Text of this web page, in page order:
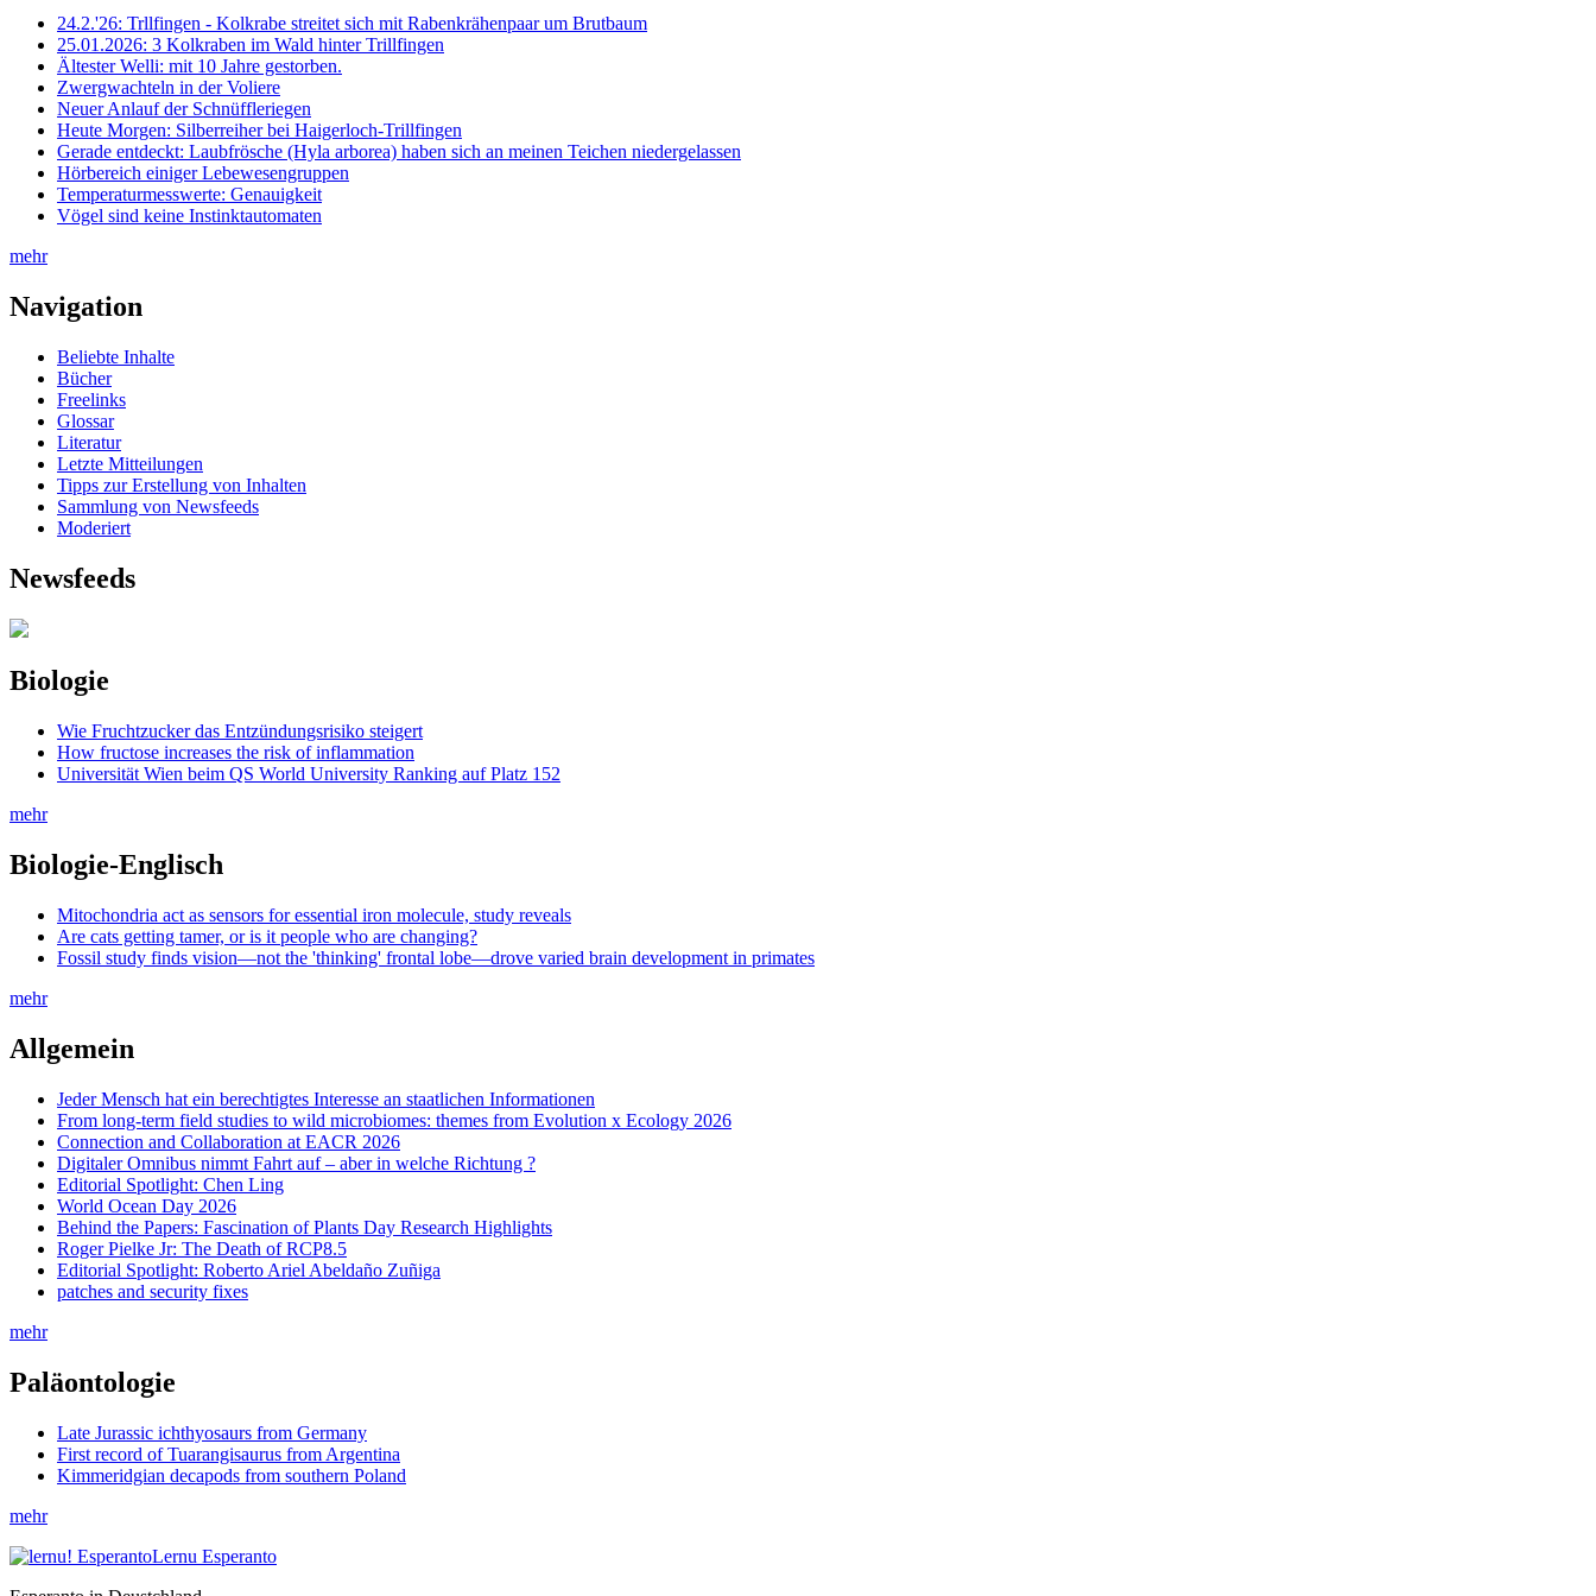
24.2.'26: Trllfingen - Kolkrabe streitet sich mit Rabenkrähenpaar um Brutbaum
25.01.2026: 3 Kolkraben im Wald hinter Trillfingen
Ältester Welli: mit 10 Jahre gestorben.
Zwergwachteln in der Voliere
Neuer Anlauf der Schnüffleriegen
Heute Morgen: Silberreiher bei Haigerloch-Trillfingen
Gerade entdeckt: Laubfrösche (Hyla arborea) haben sich an meinen Teichen niedergelassen
Hörbereich einiger Lebewesengruppen
Temperaturmesswerte: Genauigkeit
Vögel sind keine Instinktautomaten
mehr
Navigation
Beliebte Inhalte
Bücher
Freelinks
Glossar
Literatur
Letzte Mitteilungen
Tipps zur Erstellung von Inhalten
Sammlung von Newsfeeds
Moderiert
Newsfeeds
Biologie
Wie Fruchtzucker das Entzündungsrisiko steigert
How fructose increases the risk of inflammation
Universität Wien beim QS World University Ranking auf Platz 152
mehr
Biologie-Englisch
Mitochondria act as sensors for essential iron molecule, study reveals
Are cats getting tamer, or is it people who are changing?
Fossil study finds vision—not the 'thinking' frontal lobe—drove varied brain development in primates
mehr
Allgemein
Jeder Mensch hat ein berechtigtes Interesse an staatlichen Informationen
From long-term field studies to wild microbiomes: themes from Evolution x Ecology 2026
Connection and Collaboration at EACR 2026
Digitaler Omnibus nimmt Fahrt auf – aber in welche Richtung ?
Editorial Spotlight: Chen Ling
World Ocean Day 2026
Behind the Papers: Fascination of Plants Day Research Highlights
Roger Pielke Jr: The Death of RCP8.5
Editorial Spotlight: Roberto Ariel Abeldaño Zuñiga
patches and security fixes
mehr
Paläontologie
Late Jurassic ichthyosaurs from Germany
First record of Tuarangisaurus from Argentina
Kimmeridgian decapods from southern Poland
mehr
Lernu Esperanto